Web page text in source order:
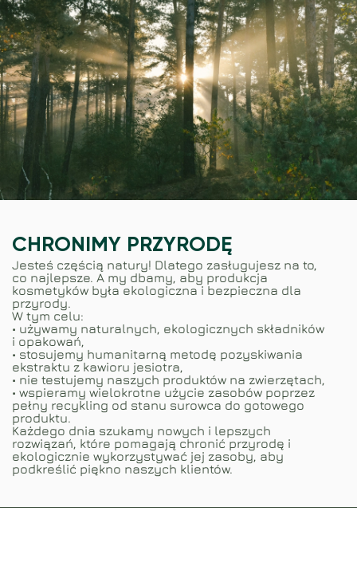
CHRONIMY PRZYRODĘ
Jesteś częścią natury! Dlatego zasługujesz na to,
co najlepsze. A my dbamy, aby produkcja
kosmetyków była ekologiczna i bezpieczna dla
przyrody.
W tym celu:
• używamy naturalnych, ekologicznych składników
i opakowań,
• stosujemy humanitarną metodę pozyskiwania
ekstraktu z kawioru jesiotra,
• nie testujemy naszych produktów na zwierzętach,
• wspieramy wielokrotne użycie zasobów poprzez
pełny recykling od stanu surowca do gotowego
produktu.
Każdego dnia szukamy nowych i lepszych
rozwiązań, które pomagają chronić przyrodę i
ekologicznie wykorzystywać jej zasoby, aby
podkreślić piękno naszych klientów.